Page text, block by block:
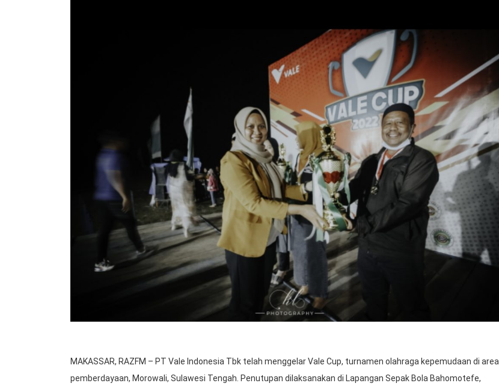
MAKASSAR, RAZFM – PT Vale Indonesia Tbk telah menggelar Vale Cup, turnamen olahraga kepemudaan di area
pemberdayaan, Morowali, Sulawesi Tengah. Penutupan dilaksanakan di Lapangan Sepak Bola Bahomotefe,